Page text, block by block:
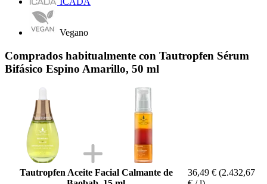
Vegano
Comprados habitualmente con Tautropfen Sérum
Bifásico Espino Amarillo, 50 ml
Tautropfen Aceite Facial Calmante de
36,49 € (2.432,67